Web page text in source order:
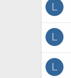
L
L
L